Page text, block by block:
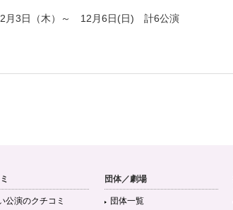
月3日（木）～ 12月6日(日) 計6公演
公演のクチコミ
団体／劇場
団体一覧